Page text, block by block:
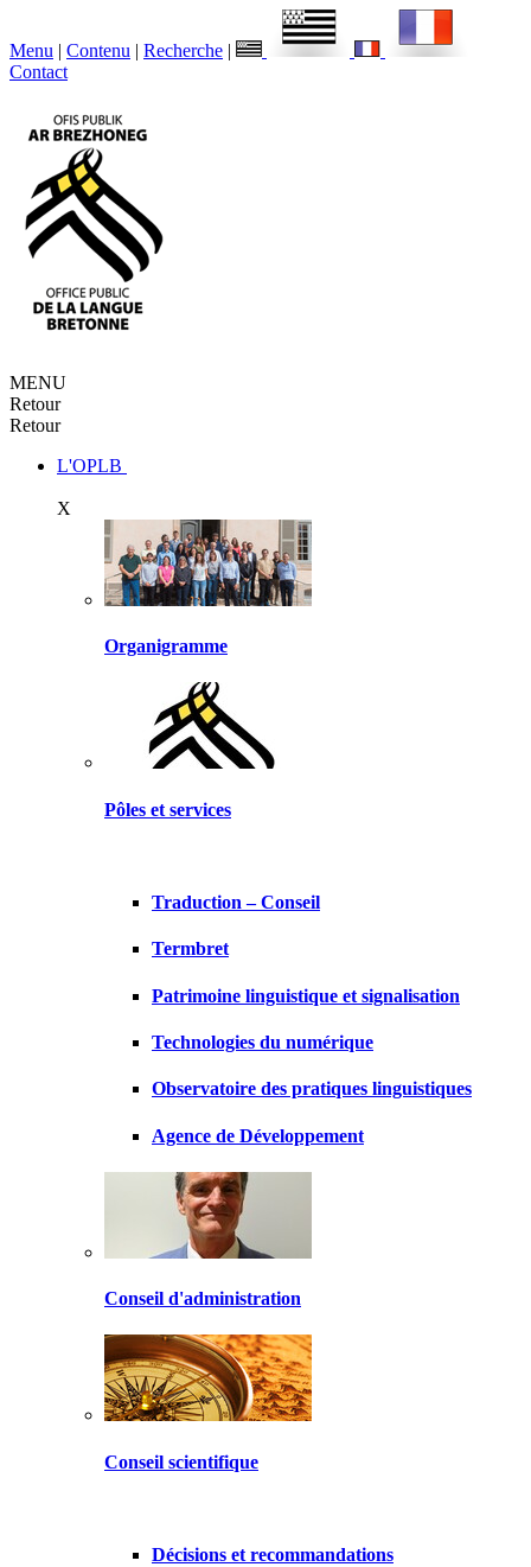
Menu | Contenu | Recherche |
Contact
MENU
Retour
Retour
L'OPLB
X
Organigramme
Pôles et services
Traduction – Conseil
Termbret
Patrimoine linguistique et signalisation
Technologies du numérique
Observatoire des pratiques linguistiques
Agence de Développement
Conseil d'administration
Conseil scientifique
Décisions et recommandations